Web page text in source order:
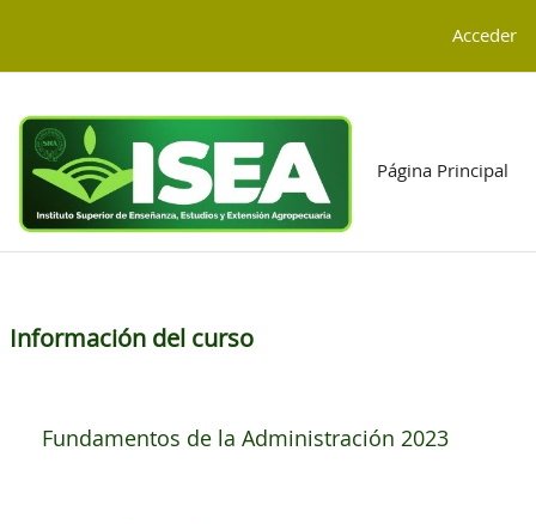
Acceder
Página Principal
Información del curso
Fundamentos de la Administración 2023